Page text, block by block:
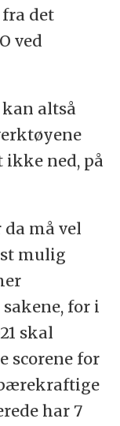
det
ved
kan altså
ikke ned, på
da må vel
mulig
for i
skal
scorene for
har 7